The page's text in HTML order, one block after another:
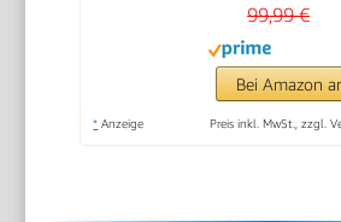
Druck –
Reinigung &
Cleaner für
99,99 €
Bei Amazon
* Anzeige Preis inkl. MwSt., zzgl.